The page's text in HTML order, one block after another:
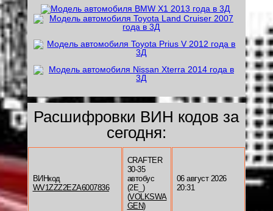
Расшифровки ВИН кодов за
сегодня:
ВИНкод
WV1ZZZ2EZA6007836
CRAFTER
30-35
автобус
(2E_)
(VOLKSWA
GEN)
06 август 2026
20:31